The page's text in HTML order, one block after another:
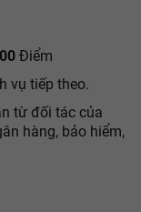
Điểm
vụ tiếp theo.
từ đối tác của
hàng, bảo hiểm,